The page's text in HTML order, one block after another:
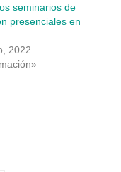
seminarios de
presenciales en
2022